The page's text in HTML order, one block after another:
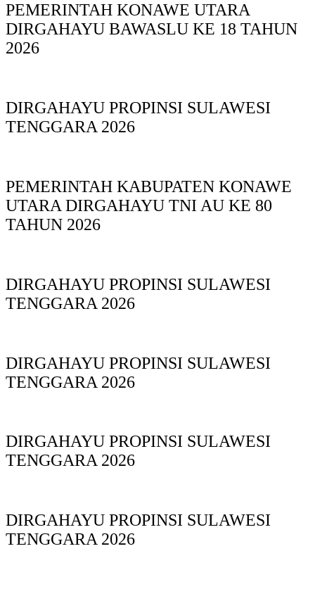
PEMERINTAH KONAWE UTARA
DIRGAHAYU BAWASLU KE 18 TAHUN
2026
DIRGAHAYU PROPINSI SULAWESI
TENGGARA 2026
PEMERINTAH KABUPATEN KONAWE
UTARA DIRGAHAYU TNI AU KE 80
TAHUN 2026
DIRGAHAYU PROPINSI SULAWESI
TENGGARA 2026
DIRGAHAYU PROPINSI SULAWESI
TENGGARA 2026
DIRGAHAYU PROPINSI SULAWESI
TENGGARA 2026
DIRGAHAYU PROPINSI SULAWESI
TENGGARA 2026